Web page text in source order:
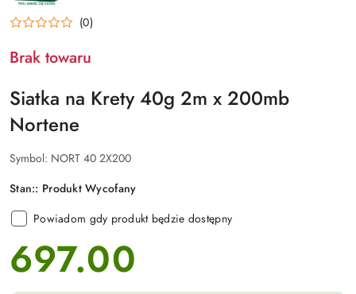
NORTENE
(0)
Brak towaru
Siatka na Krety 40g 2m x 200mb
Nortene
Symbol: NORT 40 2X200
Stan:: Produkt Wycofany
Powiadom gdy produkt będzie dostępny
cena:
697.00